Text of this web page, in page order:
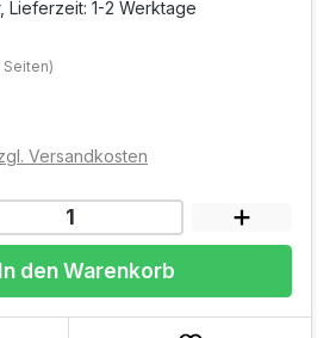
Lieferzeit: 1-2 Werktage
Seiten)
Versandkosten
In den Warenkorb